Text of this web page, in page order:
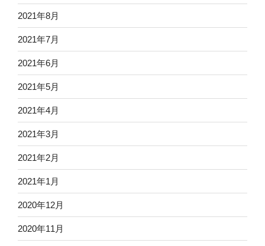
2021年8月
2021年7月
2021年6月
2021年5月
2021年4月
2021年3月
2021年2月
2021年1月
2020年12月
2020年11月